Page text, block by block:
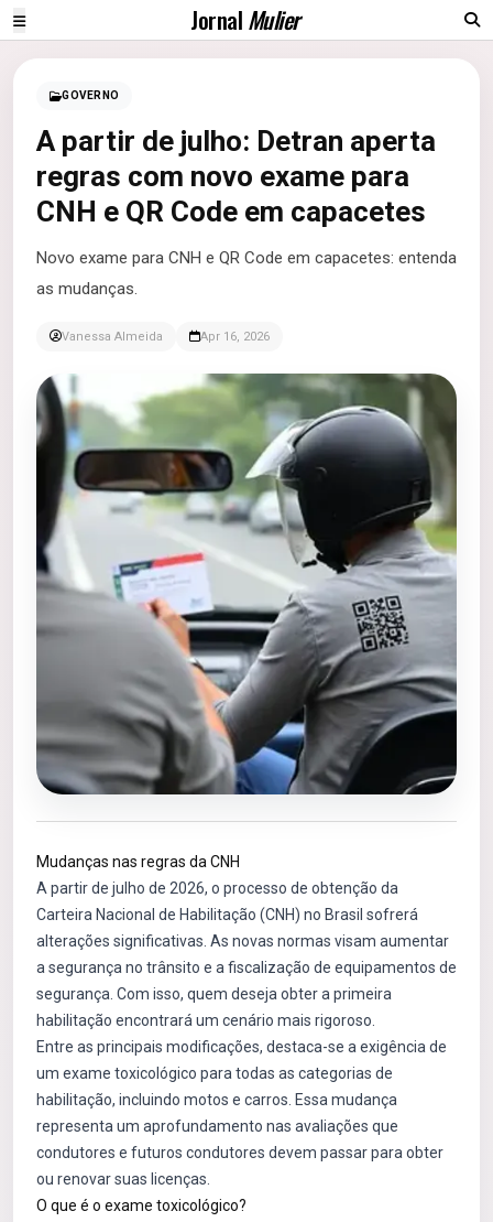
JornalMulier
GOVERNO
A partir de julho: Detran aperta
regras com novo exame para
CNH e QR Code em capacetes
Novo exame para CNH e QR Code em capacetes: entenda
as mudanças.
Vanessa Almeida Apr 16, 2026
Mudanças nas regras da CNH
A partir de julho de 2026, o processo de obtenção da
Carteira Nacional de Habilitação (CNH) no Brasil sofrerá
alterações significativas. As novas normas visam aumentar
a segurança no trânsito e a fiscalização de equipamentos de
segurança. Com isso, quem deseja obter a primeira
habilitação encontrará um cenário mais rigoroso.
Entre as principais modificações, destaca-se a exigência de
um exame toxicológico para todas as categorias de
habilitação, incluindo motos e carros. Essa mudança
representa um aprofundamento nas avaliações que
condutores e futuros condutores devem passar para obter
ou renovar suas licenças.
O que é o exame toxicológico?